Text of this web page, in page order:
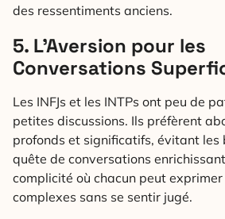
des ressentiments anciens.
5. L’Aversion pour les
Conversations
Les INFJs et les INTPs ont peu de
petites discussions. Ils préfèrent
profonds et significatifs, évitant les
quête de conversations
complicité où chacun peut exprimer
complexes sans se sentir jugé.